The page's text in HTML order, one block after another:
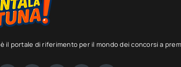
è il portale di riferimento per il mondo dei concorsi a